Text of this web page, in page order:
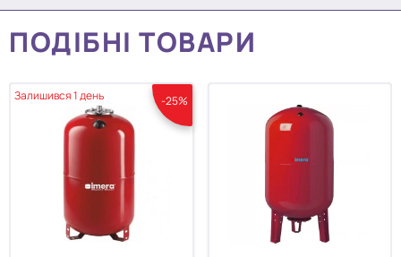
ПОДІБНІ ТОВАРИ
Залишився 1 день -25%